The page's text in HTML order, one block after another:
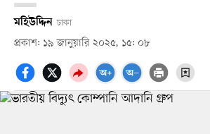
মহিউদ্দিন ঢাকা
প্রকাশ: ১৯ জানুয়ারি ২০২৫, ১৫: ০৮